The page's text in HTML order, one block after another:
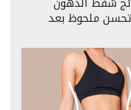
تحسن ملحوظ بعد